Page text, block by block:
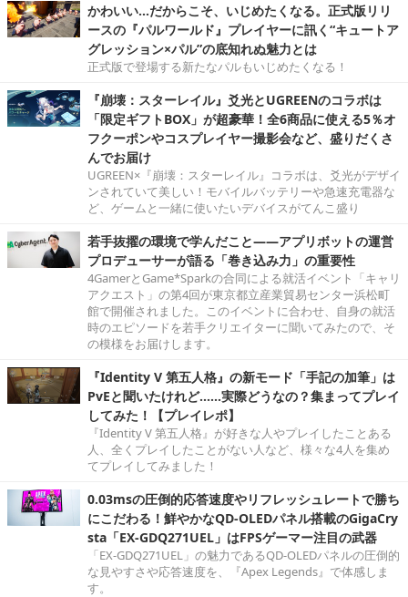
かわいい…だからこそ、いじめたくなる。正式版リリ
ースの『パルワールド』プレイヤーに訊く“キュートア
グレッション×パル”の底知れぬ魅力とは
正式版で登場する新たなパルもいじめたくなる！
『崩壊：スターレイル』爻光とUGREENのコラボは
「限定ギフトBOX」が超豪華！全6商品に使える5％オ
フクーポンやコスプレイヤー撮影会など、盛りだくさ
んでお届け
UGREEN×『崩壊：スターレイル』コラボは、爻光がデザイ
ンされていて美しい！モバイルバッテリーや急速充電器な
ど、ゲームと一緒に使いたいデバイスがてんこ盛り
若手抜擢の環境で学んだこと――アプリボットの運営
プロデューサーが語る「巻き込み力」の重要性
4GamerとGame*Sparkの合同による就活イベント「キャリ
アクエスト」の第4回が東京都立産業貿易センター浜松町
館で開催されました。このイベントに合わせ、自身の就活
時のエピソードを若手クリエイターに聞いてみたので、そ
の模様をお届けします。
『Identity V 第五人格』の新モード「手記の加筆」は
PvEと聞いたけれど……実際どうなの？集まってプレイ
してみた！【プレイレポ】
『Identity V 第五人格』が好きな人やプレイしたことある
人、全くプレイしたことがない人など、様々な4人を集め
てプレイしてみました！
0.03msの圧倒的応答速度やリフレッシュレートで勝ち
にこだわる！鮮やかなQD-OLEDパネル搭載のGigaCry
sta「EX-GDQ271UEL」はFPSゲーマー注目の武器
「EX-GDQ271UEL」の魅力であるQD-OLEDパネルの圧倒的
な見やすさや応答速度を、『Apex Legends』で体感しま
す。